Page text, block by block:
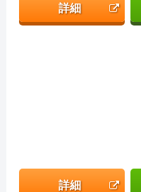
詳細
詳細